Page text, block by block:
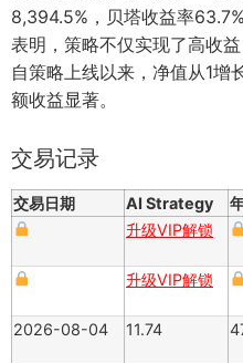
8,394.5%，贝塔收益率
表明，策略不仅实现了高收
自策略上线以来，净值从1增
额收益显著。
交易记录
交易日期 AI Strategy
升级VIP解锁
升级VIP解锁
2026-08-04
11.74